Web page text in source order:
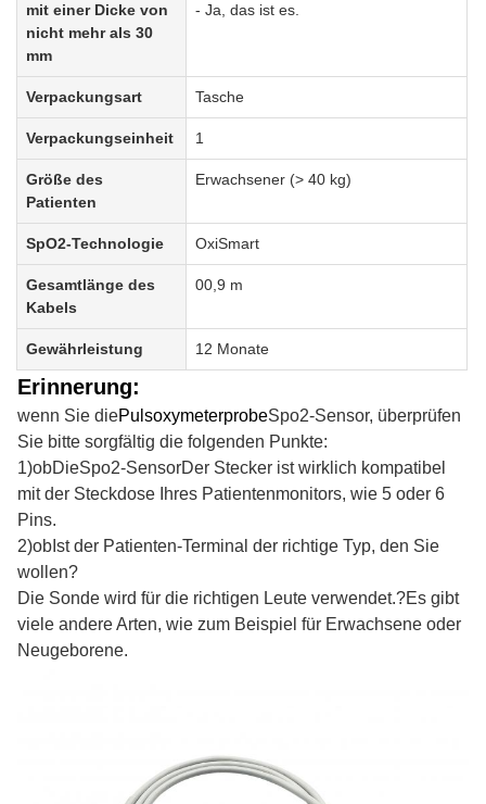
mit einer Dicke von
nicht mehr als 30
mm
- Ja, das ist es.
Verpackungsart Tasche
Verpackungseinheit 1
Größe des
Patienten
Erwachsener (> 40 kg)
SpO2-Technologie OxiSmart
Gesamtlänge des
Kabels
00,9 m
Gewährleistung 12 Monate
Erinnerung:
wenn Sie diePulsoxymeterprobeSpo2-Sensor, überprüfen
Sie bitte sorgfältig die folgenden Punkte:
1)obDieSpo2-SensorDer Stecker ist wirklich kompatibel
mit der Steckdose Ihres Patientenmonitors, wie 5 oder 6
Pins.
2)ob Ist der Patienten-Terminal der richtige Typ, den Sie
wollen?
Die Sonde wird für die richtigen Leute verwendet.?Es gibt
viele andere Arten, wie zum Beispiel für Erwachsene oder
Neugeborene.